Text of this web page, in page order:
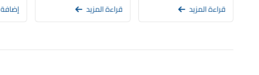
قراءة المزيد قراءة المزيد